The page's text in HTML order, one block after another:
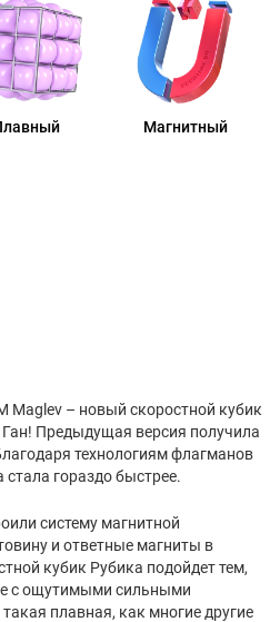
Магнитный
Maglev – новый скоростной кубик
Ган! Предыдущая версия получила
технологиям флагманов
гораздо быстрее.
систему магнитной
и ответные магниты в
кубик Рубика подойдет тем,
с ощутимыми сильными
плавная, как многие другие